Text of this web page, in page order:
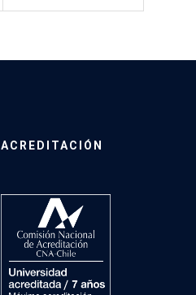
ACREDITACIÓN